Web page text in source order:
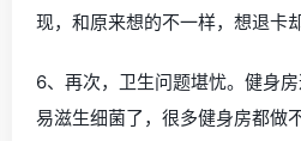
现，和原来想的不一样，想退卡
6、再次，卫生问题堪忧。健身
易滋生细菌了，很多健身房都做